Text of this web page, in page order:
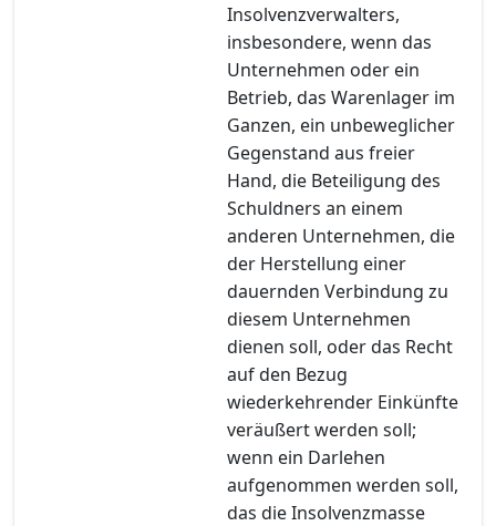
Insolvenzverwalters,
insbesondere, wenn das
Unternehmen oder ein
Betrieb, das Warenlager im
Ganzen, ein unbeweglicher
Gegenstand aus freier
Hand, die Beteiligung des
Schuldners an einem
anderen Unternehmen, die
der Herstellung einer
dauernden Verbindung zu
diesem Unternehmen
dienen soll, oder das Recht
auf den Bezug
wiederkehrender Einkünfte
veräußert werden soll;
wenn ein Darlehen
aufgenommen werden soll,
das die Insolvenzmasse